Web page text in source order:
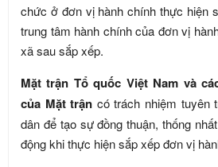
chức ở đơn vị hành chính thực hiện
trung tâm hành chính của đơn vị
xã sau sắp xếp.
Mặt trận Tổ quốc Việt Nam và
của Mặt trận có trách nhiệm tuyên
dân để tạo sự đồng thuận, thống
động khi thực hiện sắp xếp đơn vị